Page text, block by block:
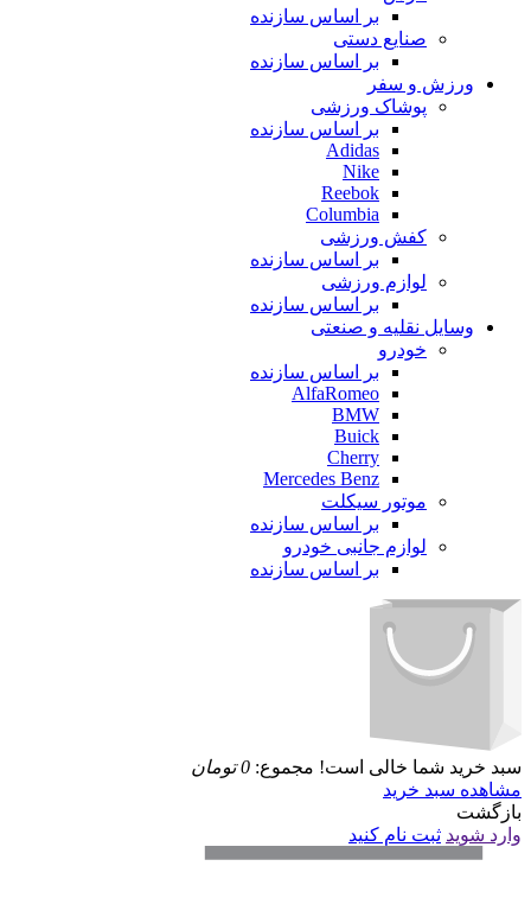
بر اساس سازنده
صنایع دستی
بر اساس سازنده
ورزش و سفر
پوشاک ورزشی
بر اساس سازنده
Adidas
Nike
Reebok
Columbia
کفش ورزشی
بر اساس سازنده
لوازم ورزشی
بر اساس سازنده
وسایل نقلیه و صنعتی
خودرو
بر اساس سازنده
AlfaRomeo
BMW
Buick
Cherry
Mercedes Benz
موتور سیکلت
بر اساس سازنده
لوازم جانبی خودرو
بر اساس سازنده
سبد خرید شما خالی است! مجموع: 0 تومان
مشاهده سبد خرید
بازگشت
وارد شوید ثبت نام کنید